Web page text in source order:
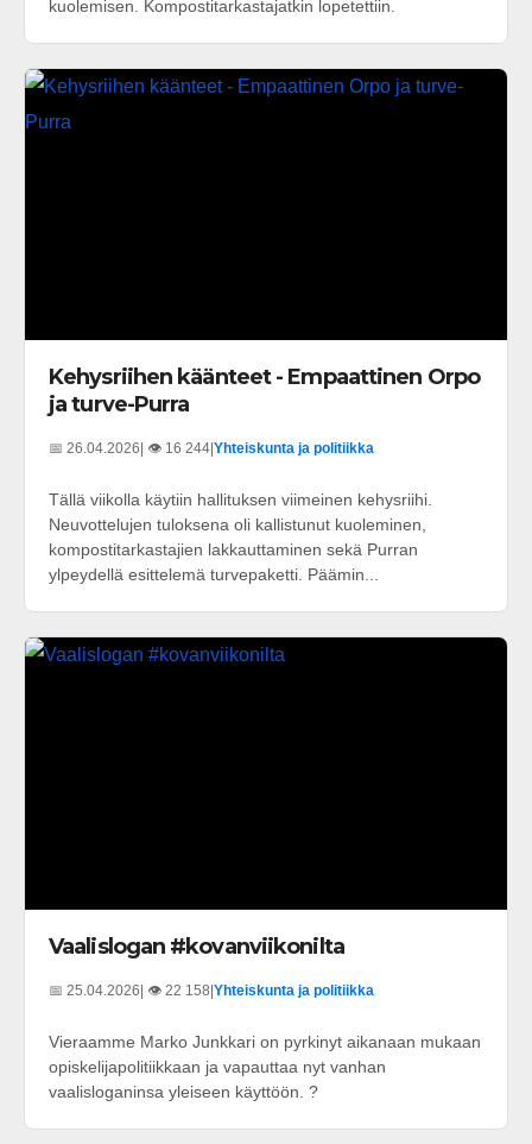
kuolemisen. Kompostitarkastajatkin lopetettiin.
Kehysriihen käänteet - Empaattinen Orpo
ja turve-Purra
📅 26.04.2026 | 👁️ 16 244 Yhteiskunta ja politiikka
Tällä viikolla käytiin hallituksen viimeinen kehysriihi.
Neuvottelujen tuloksena oli kallistunut kuoleminen,
kompostitarkastajien lakkauttaminen sekä Purran
ylpeydellä esittelemä turvepaketti. Päämin...
Vaalislogan #kovanviikonilta
📅 25.04.2026| 👁️ 22 158|Yhteiskunta ja politiikka
Vieraamme Marko Junkkari on pyrkinyt aikanaan mukaan
opiskelijapolitiikkaan ja vapauttaa nyt vanhan
vaalisloganinsa yleiseen käyttöön. ?